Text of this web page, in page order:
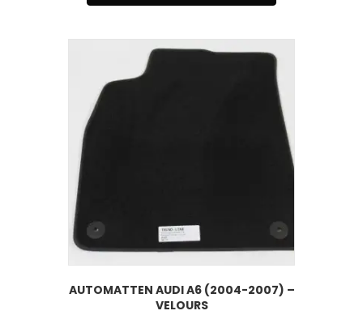
AUTOMATTEN AUDI A6 (2004-2007) –
VELOURS